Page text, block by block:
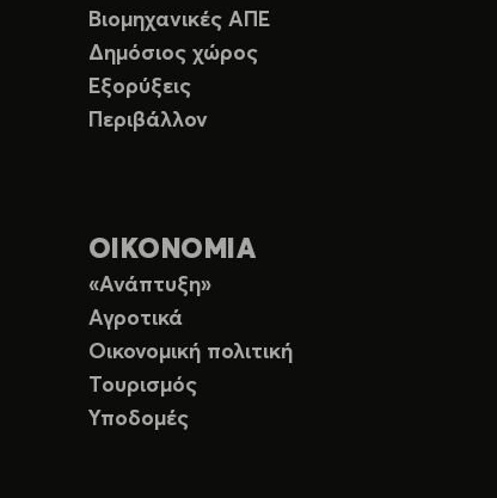
Βιομηχανικές ΑΠΕ
Δημόσιος χώρος
Εξορύξεις
Περιβάλλον
ΟΙΚΟΝΟΜΙΑ
«Ανάπτυξη»
Αγροτικά
Οικονομική πολιτική
Τουρισμός
Υποδομές